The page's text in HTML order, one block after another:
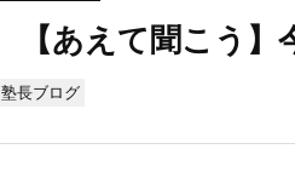
【あえて聞こう
塾長ブログ